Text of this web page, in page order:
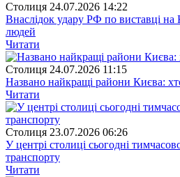
Столиця 24.07.2026 14:22
Внаслідок удару РФ по виставці на
людей
Читати
Столиця 24.07.2026 11:15
Названо найкращі райони Києва:
Читати
Столиця 23.07.2026 06:26
У центрі столиці сьогодні
транспорту
Читати